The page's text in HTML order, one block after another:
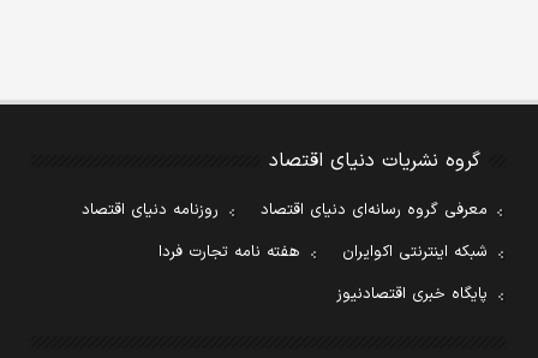
گروه نشریات دنیای اقتصاد
معرفی گروه رسانه‌ای دنیای اقتصاد
روزنامه دنیای اقتصاد
شبکه اینترنتی اکوایران
هفته نامه تجارت فردا
پایگاه خبری اقتصادنیوز